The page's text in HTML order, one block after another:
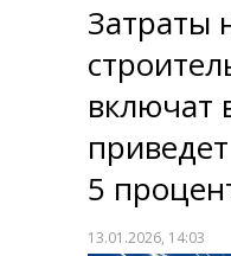
Затраты
включат
5
13.01.2026, 14:03